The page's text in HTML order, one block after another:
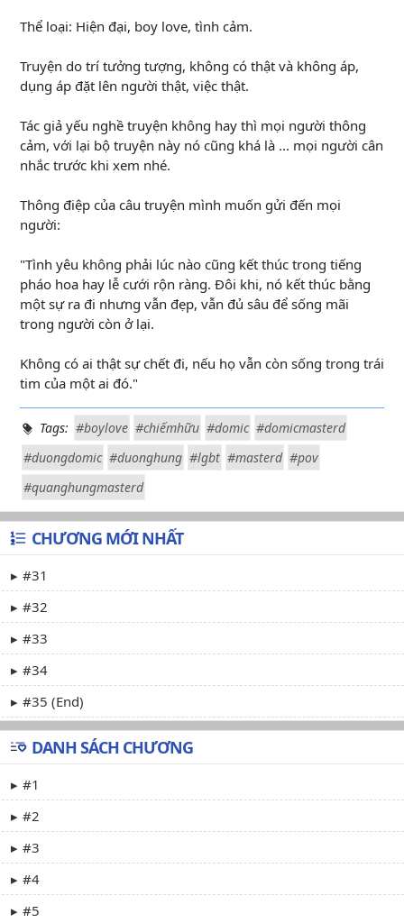
Thể loại: Hiện đại, boy love, tình cảm.
Truyện do trí tưởng tượng, không có thật và không áp,
dụng áp đặt lên người thật, việc thật.
Tác giả yếu nghề truyện không hay thì mọi người thông
cảm, với lại bộ truyện này nó cũng khá là ... mọi người cân
nhắc trước khi xem nhé.
Thông điệp của câu truyện mình muốn gửi đến mọi
người:
"Tình yêu không phải lúc nào cũng kết thúc trong tiếng
pháo hoa hay lễ cưới rộn ràng. Đôi khi, nó kết thúc bằng
một sự ra đi nhưng vẫn đẹp, vẫn đủ sâu để sống mãi
trong người còn ở lại.
Không có ai thật sự chết đi, nếu họ vẫn còn sống trong trái
tim của một ai đó."
Tags: #boylove #chiếmhữu #domic #domicmasterd
#duongdomic #duonghung #lgbt #masterd #pov
#quanghungmasterd
CHƯƠNG MỚI NHẤT
#31
#32
#33
#34
#35 (End)
DANH SÁCH CHƯƠNG
#1
#2
#3
#4
#5